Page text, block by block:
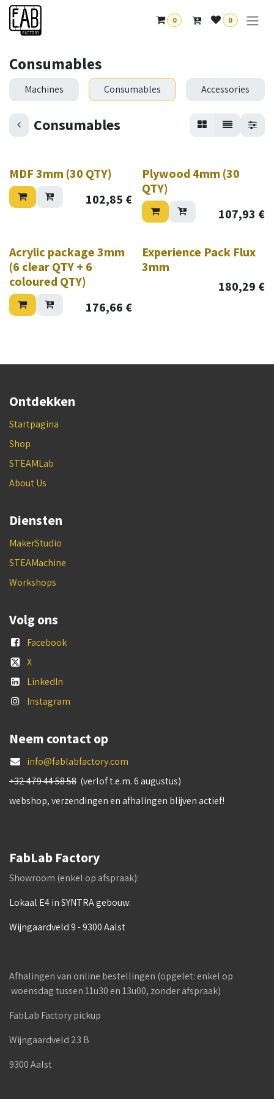
Overslaan naar inhoud
0 0
Consumables
Machines Consumables Accessories
Consumables
MDF 3mm (30 QTY)
102,85 €
Plywood 4mm (30
QTY)
107,93 €
Acrylic package 3mm
(6 clear QTY + 6
coloured QTY)
176,66 €
Experience Pack Flux
3mm
180,29 €
Ontdekken
Startpagina
Shop
STEAMLab
About Us
Diensten
MakerStudio
STEAMachine
Workshops
Volg ons
Facebook
X
LinkedIn
Instagram
Neem contact op
info@fablabfactory.com
+32 479 44 58 58 (verlof t.e.m. 6 augustus)
webshop, verzendingen en afhalingen blijven actief!
FabLab Factory
Showroom (enkel op afspraak):
Lokaal E4 in SYNTRA gebouw:
Wijngaardveld 9 - 9300 Aalst
Afhalingen van online bestellingen (opgelet: enkel op
woensdag tussen 11u30 en 13u00, zonder afspraak)
FabLab Factory pickup
Wijngaardveld 23 B
9300 Aalst